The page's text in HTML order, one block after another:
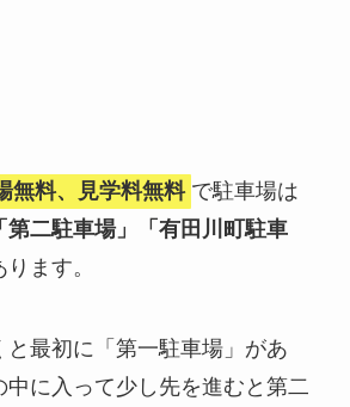
無料、見学料無料 で駐車場は
第二駐車場」「有田川町駐車
ます。
と最初に「第一駐車場」があ
中に入って少し先を進むと第二